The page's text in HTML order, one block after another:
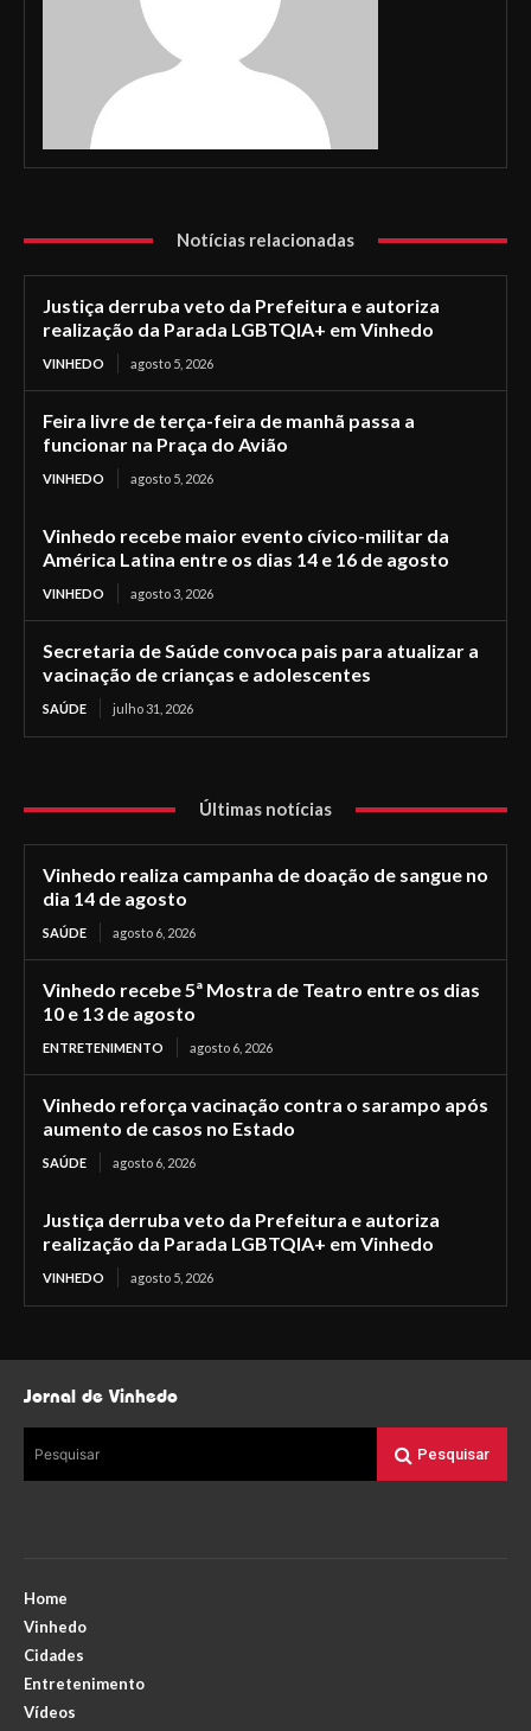
Notícias relacionadas
Justiça derruba veto da Prefeitura e autoriza
realização da Parada LGBTQIA+ em Vinhedo
VINHEDO agosto 5, 2026
Feira livre de terça-feira de manhã passa a
funcionar na Praça do Avião
VINHEDO agosto 5, 2026
Vinhedo recebe maior evento cívico-militar da
América Latina entre os dias 14 e 16 de agosto
VINHEDO agosto 3, 2026
Secretaria de Saúde convoca pais para atualizar a
vacinação de crianças e adolescentes
SAÚDE julho 31, 2026
Últimas notícias
Vinhedo realiza campanha de doação de sangue no
dia 14 de agosto
SAÚDE agosto 6, 2026
Vinhedo recebe 5ª Mostra de Teatro entre os dias
10 e 13 de agosto
ENTRETENIMENTO agosto 6, 2026
Vinhedo reforça vacinação contra o sarampo após
aumento de casos no Estado
SAÚDE agosto 6, 2026
Justiça derruba veto da Prefeitura e autoriza
realização da Parada LGBTQIA+ em Vinhedo
VINHEDO agosto 5, 2026
Jornal de Vinhedo
Pesquisar Pesquisar
Home
Vinhedo
Cidades
Entretenimento
Vídeos